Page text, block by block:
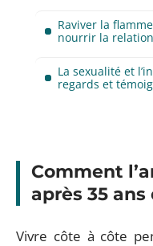
Raviver la
nourrir la
La sexualité et
regards et
Comment
après 35
Vivre côte à côte